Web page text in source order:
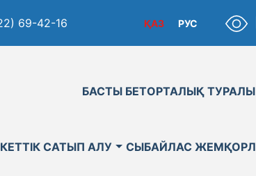
69-42-16 РУС
ҚАЗ
БАСТЫ БЕТОРТАЛЫҚ ТУРАЛЫ
САТЫП АЛУ СЫБАЙЛАС